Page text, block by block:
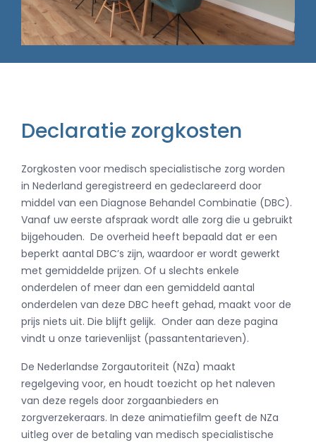
Declaratie zorgkosten
Zorgkosten voor medisch specialistische zorg worden
in Nederland geregistreerd en gedeclareerd door
middel van een Diagnose Behandel Combinatie (DBC).
Vanaf uw eerste afspraak wordt alle zorg die u gebruikt
bijgehouden. De overheid heeft bepaald dat er een
beperkt aantal DBC’s zijn, waardoor er wordt gewerkt
met gemiddelde prijzen. Of u slechts enkele
onderdelen of meer dan een gemiddeld aantal
onderdelen van deze DBC heeft gehad, maakt voor de
prijs niets uit. Die blijft gelijk. Onder aan deze pagina
vindt u onze tarievenlijst (passantentarieven).
De Nederlandse Zorgautoriteit (NZa) maakt
regelgeving voor, en houdt toezicht op het naleven
van deze regels door zorgaanbieders en
zorgverzekeraars. In deze animatiefilm geeft de NZa
uitleg over de betaling van medisch specialistische